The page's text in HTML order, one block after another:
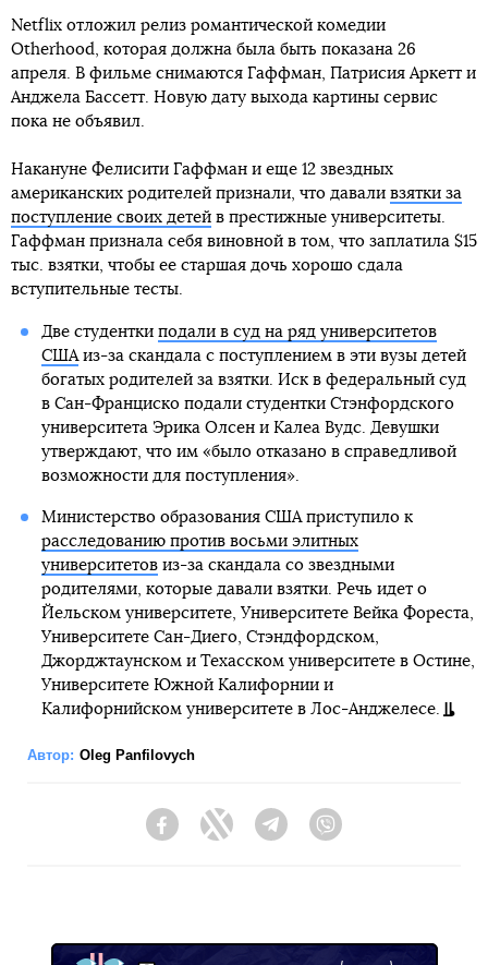
Netflix отложил релиз романтической комедии
Otherhood, которая должна была быть показана 26
апреля. В фильме снимаются Гаффман, Патрисия Аркетт и
Анджела Бассетт. Новую дату выхода картины сервис
пока не объявил.
Накануне Фелисити Гаффман и еще 12 звездных
американских родителей признали, что давали взятки за
поступление своих детей в престижные университеты.
Гаффман признала себя виновной в том, что заплатила $15
тыс. взятки, чтобы ее старшая дочь хорошо сдала
вступительные тесты.
Две студентки подали в суд на ряд университетов
СШАиз-за скандала с поступлением в эти вузы детей
богатых родителей за взятки. Иск в федеральный суд
в Сан-Франциско подали студентки Стэнфордского
университета Эрика Олсен и Калеа Вудс. Девушки
утверждают, что им «было отказано в справедливой
возможности для поступления».
Министерство образования США приступило к
расследованию против восьми элитных
университетовиз-за скандала со звездными
родителями, которые давали взятки. Речь идет о
Йельском университете, Университете Вейка Фореста,
Университете Сан-Диего, Стэндфордском,
Джорджтаунском и Техасском университете в Остине,
Университете Южной Калифорнии и
Калифорнийском университете в Лос-Анджелесе.
Автор: Oleg Panfilovych
FacebookTwitter Telegram